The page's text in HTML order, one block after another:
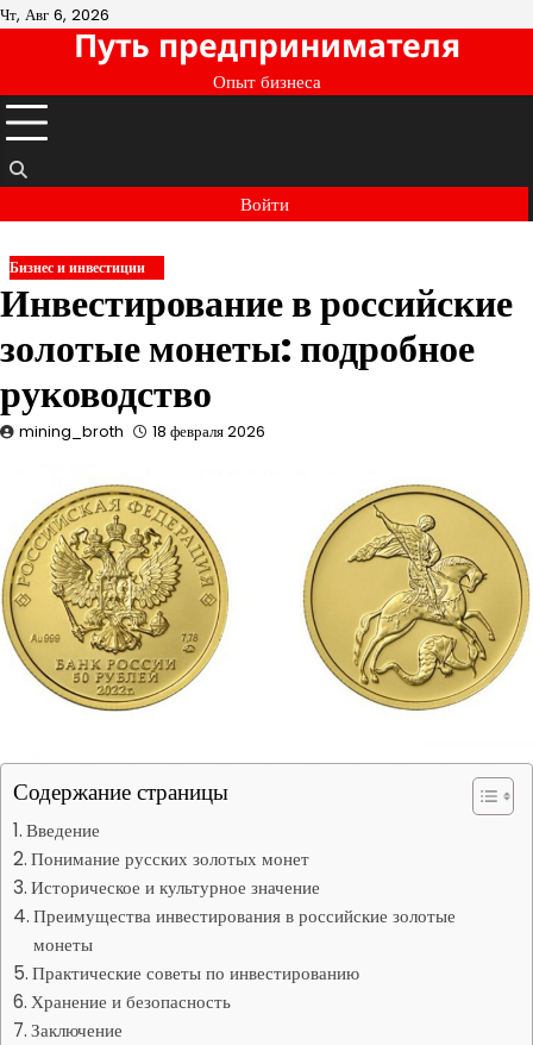
Перейти
содержимому
Чт, Авг 6, 2026
Путь предпринимателя
Опыт бизнеса
Войти
Бизнес и инвестиции
Инвестирование в российские
золотые монеты: подробное
руководство
mining_broth 18 февраля 2026
Содержание страницы
Введение
Понимание русских золотых монет
Историческое и культурное значение
Преимущества инвестирования в российские золотые
монеты
Практические советы по инвестированию
Хранение и безопасность
Заключение